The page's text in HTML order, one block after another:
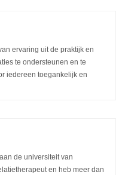
ervaring uit de praktijk en
te ondersteunen en te
iedereen toegankelijk en
de universiteit van
en heb meer dan